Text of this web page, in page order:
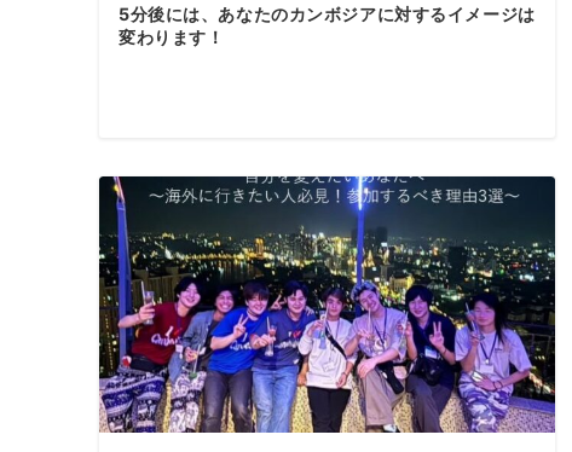
5分後には、あなたのカンボジアに対するイメージは
変わります！